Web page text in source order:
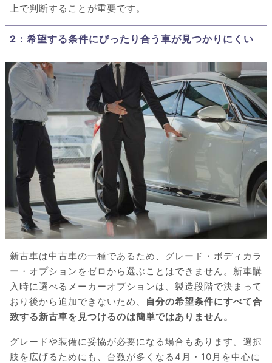
上で判断することが重要です。
2：希望する条件にぴったり合う車が見つかりにくい
新古車は中古車の一種であるため、グレード・ボディカラ
ー・オプションをゼロから選ぶことはできません。新車購
入時に選べるメーカーオプションは、製造段階で決まって
おり後から追加できないため、
自分の希望条件にすべて合
致する新古車を見つけるのは簡単ではありません。
グレードや装備に妥協が必要になる場合もあります。選択
肢を広げるためにも、台数が多くなる4月・10月を中心に